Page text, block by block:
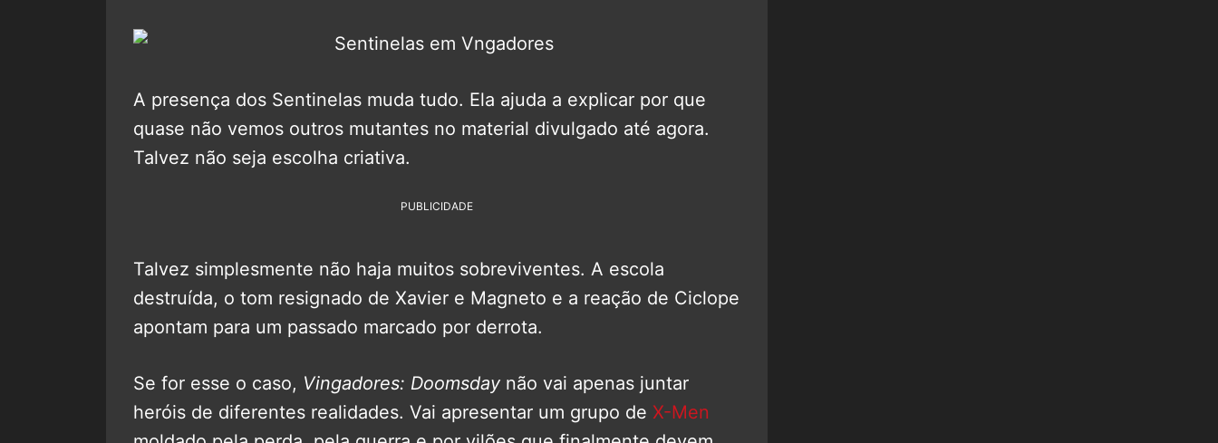
A presença dos Sentinelas muda tudo. Ela ajuda a explicar por que
quase não vemos outros mutantes no material divulgado até agora.
Talvez não seja escolha criativa.
PUBLICIDADE
Talvez simplesmente não haja muitos sobreviventes. A escola
destruída, o tom resignado de Xavier e Magneto e a reação de Ciclope
apontam para um passado marcado por derrota.
Se for esse o caso, Vingadores: Doomsday não vai apenas juntar
heróis de diferentes realidades. Vai apresentar um grupo de X-Men